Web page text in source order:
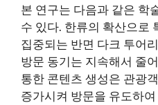
본 연구는 다음과 같은 학
수 있다. 한류의 확산으로
집중되는 반면 다크 투어
방문 동기는 지속해서 줄
통한 콘텐츠 생성은 관광
증가시켜 방문을 유도하